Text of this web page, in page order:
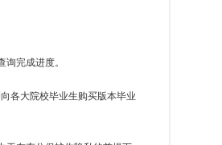
完成进度。
各大院校毕业生购买版本毕业